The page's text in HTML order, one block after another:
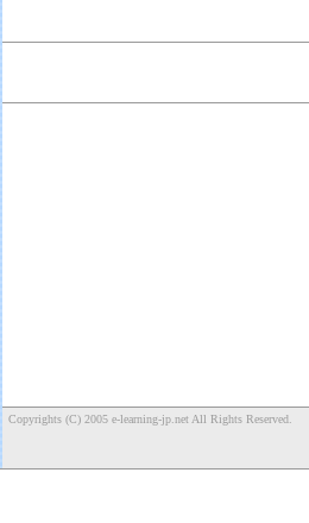
Copyrights (C) 2005 e-learning-jp.net All Rights Reserved.